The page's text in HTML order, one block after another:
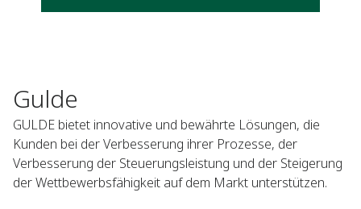
Gulde
GULDE bietet innovative und bewährte Lösungen, die
Kunden bei der Verbesserung ihrer Prozesse, der
Verbesserung der Steuerungsleistung und der Steigerung
der Wettbewerbsfähigkeit auf dem Markt unterstützen.